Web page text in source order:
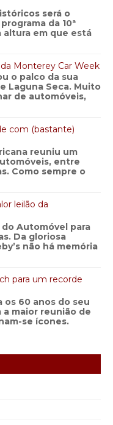
será o
da 10ª
altura em que está
Monterey Car Week
o palco da sua
Laguna Seca. Muito
de automóveis,
com (bastante)
reuniu um
entre
Como sempre o
leilão da
do Automóvel para
Da gloriosa
não há memória
para um recorde
os 60 anos do seu
maior reunião de
se ícones.